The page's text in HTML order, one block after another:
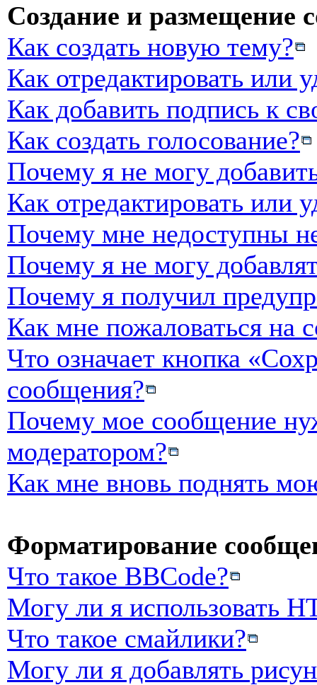
Создание и размещение
Как создать новую тему?
Как отредактировать или
Как добавить подпись к
Как создать голосование?
Почему я не могу
Как отредактировать или
Почему мне недоступны
Почему я не могу
Почему я получил
Как мне пожаловаться на
Что означает кнопка
сообщения?
Почему мое сообщение
модератором?
Как мне вновь поднять
Форматирование
Что такое BBCode?
Могу ли я использовать
Что такое смайлики?
Могу ли я добавлять